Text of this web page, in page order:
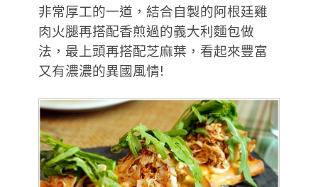
非常厚工的一道，結合自製的阿根廷雞
肉火腿再搭配香煎過的義大利麵包做
法，最上頭再搭配芝麻葉，看起來豐富
又有濃濃的異國風情!